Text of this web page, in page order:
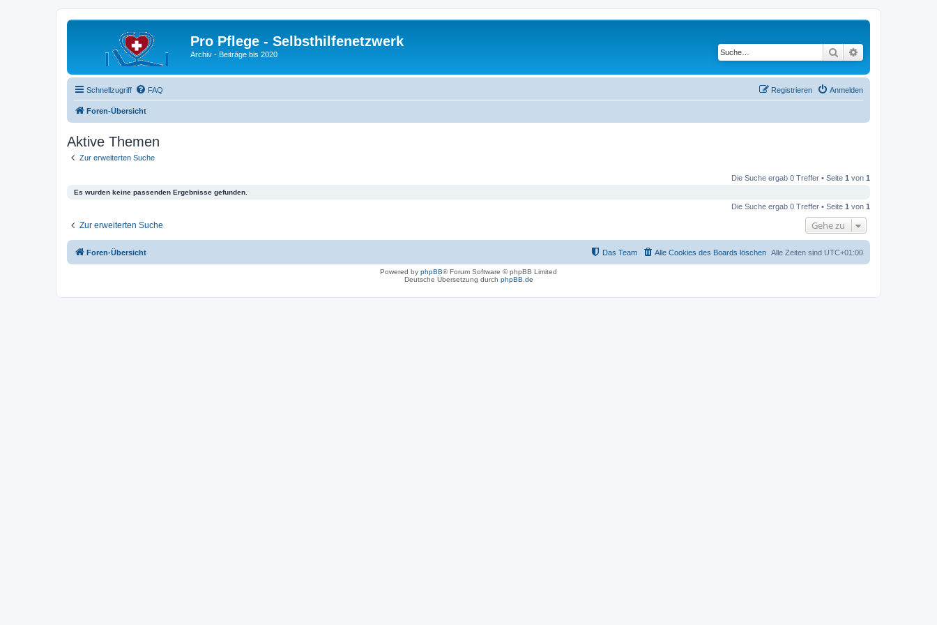
Pro Pflege - Selbsthilfenetzwerk
Archiv - Beiträge bis 2020 Suche
Schnellzugriff FAQ Anmelden
Registrieren
Foren-Übersicht
Aktive Themen
Zur erweiterten Suche
Die Suche ergab 0 Treffer • Seite 1 von 1
Es wurden keine passenden Ergebnisse gefunden.
Die Suche ergab 0 Treffer • Seite 1 von 1
Zur erweiterten Suche Gehe zu
Foren-Übersicht Alle Zeiten sind UTC+01:00
Alle Cookies des Boards löschen
Das Team
Powered by phpBB® Forum Software © phpBB Limited
Deutsche Übersetzung durch phpBB.de